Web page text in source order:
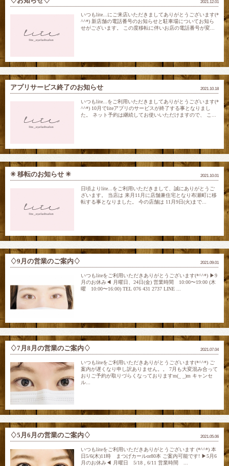
2021.12.01
いつもlite...にご来店いただきましてありがとうございます(*
^^*) 新店舗の電話番号のお知らせと駐車場についてお知ら
せがございます。 この度移転に伴いお店の電話番号が変...
2021.10.18
アプリサービス終了のお知らせ
いつもlite...をご利用いただきましてありがとうございます(*
^^*) 10月でliteアプリのサービスが終了する事となりまし
た。 ネット予約は継続してお使いいただけますので、 こ...
2021.10.01
✳︎ 移転のお知らせ ✳︎
日頃よりlite...をご利用いただきまして、誠にありがとうご
ざいます。 当店は 来月11月に店舗兼住宅となり布瀬町に移
転する事となりました。 今の店舗は 11月9日(火)まで...
2021.09.01
♢9月の営業のご案内♢
いつもliteをご利用いただきありがとうございます(*^^*) ▶︎9
月のお休み◀︎ 月曜日、24日(金) 営業時間 10:00〜19:00 (木
曜 10:00〜16:00) TEL 076 431 2737 LINE ...
2021.07.04
♢7月8月の営業のご案内♢
いつもliteをご利用いただきありがとうございます(*^^*) ご
案内が遅くなり申し訳ありません。。 7月も大変混み合って
おりご予約が取りづらくなっておりますm(_ _)m キャンセ
ル...
2021.05.06
♢5月6月の営業のご案内♢
いつもliteをご利用いただきありがとうございます (*^^*) 本
日5/6(木)11時 まつげカールor80本 ご案内可能です! ▶︎5月6
月のお休み◀︎ 月曜日 5/18 , 6/11 営業時間 ...